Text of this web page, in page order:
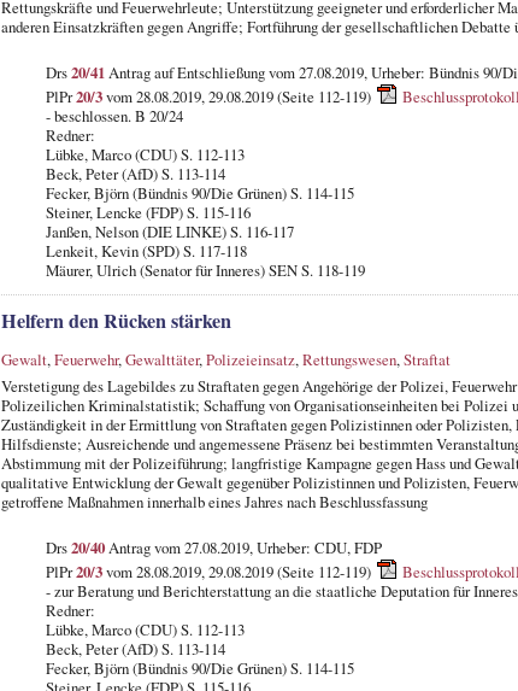
Rettungskräfte und Feuerwehrleute; Unterstützung geeigneter und erforderlicher
anderen Einsatzkräften gegen Angriffe; Fortführung der gesellschaftlichen Debatte
Drs20/41Antrag auf Entschließung vom 27.08.2019, Urheber: Bündnis 90/
PlPr20/3vom 28.08.2019, 29.08.2019 (Seite 112-119)
Beschlussprotokoll
- beschlossen. B 20/24
Redner:
Lübke, Marco (CDU) S. 112-113
Beck, Peter (AfD) S. 113-114
Fecker, Björn (Bündnis 90/Die Grünen) S. 114-115
Steiner, Lencke (FDP) S. 115-116
Janßen, Nelson (DIE LINKE) S. 116-117
Lenkeit, Kevin (SPD) S. 117-118
Mäurer, Ulrich (Senator für Inneres) SEN S. 118-119
Helfern den Rücken stärken
Gewalt,Feuerwehr,Gewalttäter,Polizeieinsatz,Rettungswesen,Straftat
Verstetigung des Lagebildes zu Straftaten gegen Angehörige der Polizei,
Polizeilichen Kriminalstatistik; Schaffung von Organisationseinheiten bei Polizei
Zuständigkeit in der Ermittlung von Straftaten gegen Polizistinnen oder Polizisten,
Hilfsdienste; Ausreichende und angemessene Präsenz bei bestimmten
Abstimmung mit der Polizeiführung; langfristige Kampagne gegen Hass und
qualitative Entwicklung der Gewalt gegenüber Polizistinnen und Polizisten,
getroffene Maßnahmen innerhalb eines Jahres nach Beschlussfassung
Drs20/40Antrag vom 27.08.2019, Urheber: CDU, FDP
PlPr20/3vom 28.08.2019, 29.08.2019 (Seite 112-119)
Beschlussprotokoll
- zur Beratung und Berichterstattung an die staatliche Deputation für
Redner:
Lübke, Marco (CDU) S. 112-113
Beck, Peter (AfD) S. 113-114
Fecker, Björn (Bündnis 90/Die Grünen) S. 114-115